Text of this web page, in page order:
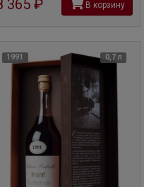
365 руб В корзину
1991 0,7 л